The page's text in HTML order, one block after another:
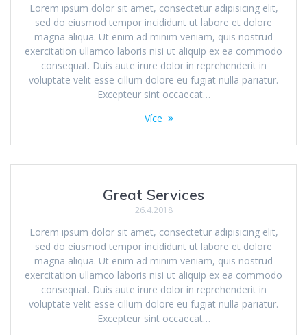
Lorem ipsum dolor sit amet, consectetur adipisicing elit,
sed do eiusmod tempor incididunt ut labore et dolore
magna aliqua. Ut enim ad minim veniam, quis nostrud
exercitation ullamco laboris nisi ut aliquip ex ea commodo
consequat. Duis aute irure dolor in reprehenderit in
voluptate velit esse cillum dolore eu fugiat nulla pariatur.
Excepteur sint occaecat…
Více
Great Services
26.4.2018
Lorem ipsum dolor sit amet, consectetur adipisicing elit,
sed do eiusmod tempor incididunt ut labore et dolore
magna aliqua. Ut enim ad minim veniam, quis nostrud
exercitation ullamco laboris nisi ut aliquip ex ea commodo
consequat. Duis aute irure dolor in reprehenderit in
voluptate velit esse cillum dolore eu fugiat nulla pariatur.
Excepteur sint occaecat…